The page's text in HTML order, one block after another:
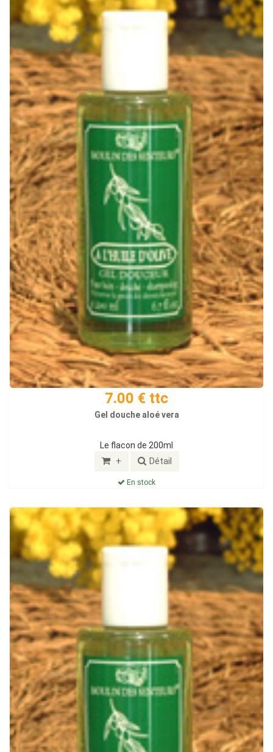
7.00 € ttc
Gel douche aloé vera
Le flacon de 200ml
+ Détail
En stock